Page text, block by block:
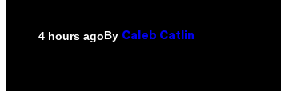
4 hours agoBy Caleb Catlin